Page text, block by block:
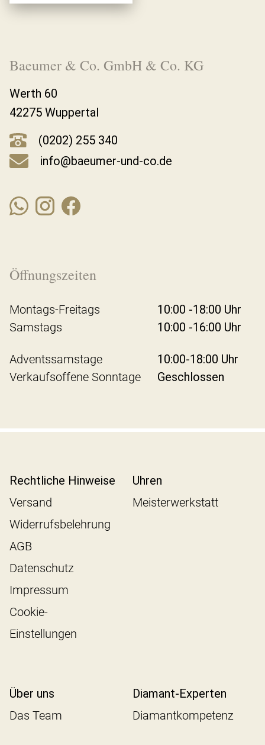
Baeumer & Co. GmbH & Co. KG
Werth 60
42275 Wuppertal
(0202) 255 340
info@baeumer-und-co.de
Öffnungszeiten
Montags-Freitags
10:00 -18:00 Uhr
Samstags
10:00 -16:00 Uhr
Adventssamstage
10:00-18:00 Uhr
Verkaufsoffene Sonntage
Geschlossen
Rechtliche Hinweise
Versand
Widerrufsbelehrung
AGB
Datenschutz
Impressum
Cookie-
Einstellungen
Uhren
Meisterwerkstatt
Über uns
Das Team
Diamant-Experten
Diamantkompetenz